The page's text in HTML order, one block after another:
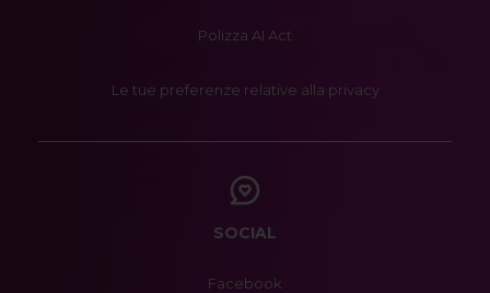
Polizza AI Act
Le tue preferenze relative alla privacy
SOCIAL
Facebook